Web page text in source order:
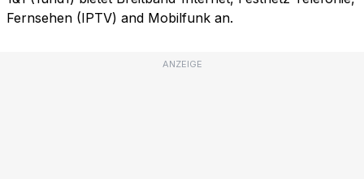
Fernsehen (IPTV) and Mobilfunk an.
ANZEIGE